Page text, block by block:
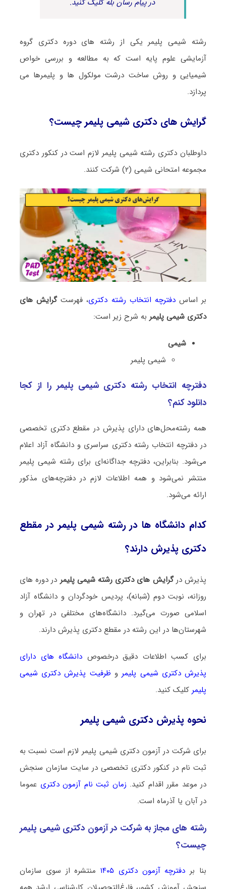
در پیام رسان بله کلیک کنید.
رشته شیمی پلیمر یکی از رشته های دوره دکتری گروه
آزمایشی علوم پایه است که به مطالعه و بررسی خواص
شیمیایی و روش ساخت درشت مولکول ها و پلیمرها می
پردازد.
گرایش های دکتری شیمی پلیمر چیست؟
داوطلبان دکتری رشته شیمی پلیمر لازم است در کنکور دکتری
مجموعه امتحانی شیمی (۲) شرکت کنند.
بر اساسدفترچه انتخاب رشته دکتری، فهرستگرایش های
دکتری شیمی پلیمر به شرح زیر است:
شیمی
شیمی پلیمر
دفترچه انتخاب رشته دکتری شیمی پلیمر را از کجا
دانلود کنم؟
همه رشته‌محل‌های دارای پذیرش در مقطع دکتری تخصصی
در دفترچه انتخاب رشته دکتری سراسری و دانشگاه آزاد اعلام
می‌شود. بنابراین، دفترچه جداگانه‌ای برای رشته شیمی پلیمر
منتشر نمی‌شود و همه اطلاعات لازم در دفترچه‌های مذکور
ارائه می‌شود.
کدام دانشگاه ها در رشته شیمی پلیمر در مقطع
دکتری پذیرش دارند؟
پذیرش درگرایش های دکتری رشته شیمی پلیمر در دوره های
روزانه، نوبت دوم (شبانه)، پردیس خودگردان و دانشگاه آزاد
اسلامی صورت می‌گیرد. دانشگاه‌های مختلفی در تهران و
شهرستان‌ها در این رشته در مقطع دکتری پذیرش دارند.
برای کسب اطلاعات دقیق درخصوص دانشگاه های دارای
پذیرش دکتری شیمی پلیمر و ظرفیت پذیرش دکتری شیمی
پلیمر کلیک کنید.
نحوه پذیرش دکتری شیمی پلیمر
برای شرکت در آزمون دکتری شیمی پلیمر لازم است نسبت به
ثبت نام در کنکور دکتری تخصصی در سایت سازمان سنجش
در موعد مقرر اقدام کنید. زمان ثبت نام آزمون دکتری عموما
در آبان یا آذرماه است.
رشته­ های مجاز به شرکت در آزمون دکتری شیمی پلیمر
چیست؟
بنا بر دفترچه آزمون دکتری ۱۴۰۵
منتشره از سوی سازمان